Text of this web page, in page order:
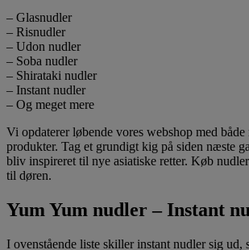
– Glasnudler
– Risnudler
– Udon nudler
– Soba nudler
– Shirataki nudler
– Instant nudler
– Og meget mere
Vi opdaterer løbende vores webshop med
produkter. Tag et grundigt kig på siden næste
bliv inspireret til nye asiatiske retter. Køb
til døren.
Yum Yum nudler – Instant
I ovenstående liste skiller instant nudler sig ud,